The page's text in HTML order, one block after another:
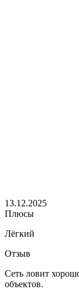
13.12.2025
Плюсы
Лёгкий
Отзыв
Сеть ловит
объектов.